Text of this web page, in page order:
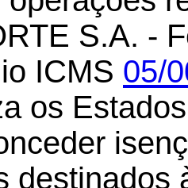
S.A. -
ICMS 05/
os
destinados